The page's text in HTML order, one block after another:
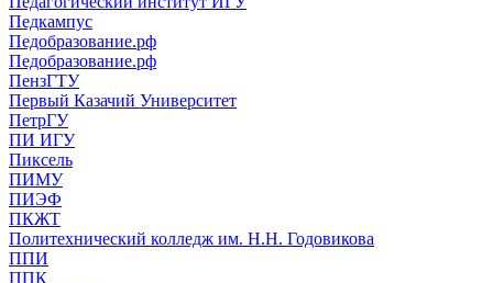
Педкампус
Педобразование.рф
Педобразование.рф
ПензГТУ
Первый Казачий Университет
ПетрГУ
ПИ ИГУ
Пиксель
ПИМУ
ПИЭФ
ПКЖТ
Политехнический колледж им. Н.Н. Годовикова
ППИ
ППК